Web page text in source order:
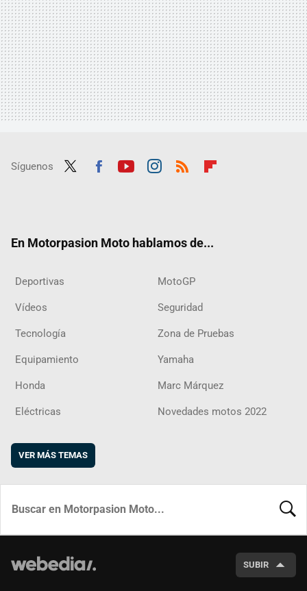
Síguenos
En Motorpasion Moto hablamos de...
Deportivas MotoGP
Vídeos Seguridad
Tecnología Zona de Pruebas
Equipamiento Yamaha
Honda Marc Márquez
Eléctricas Novedades motos 2022
VER MÁS TEMAS
SUBIR